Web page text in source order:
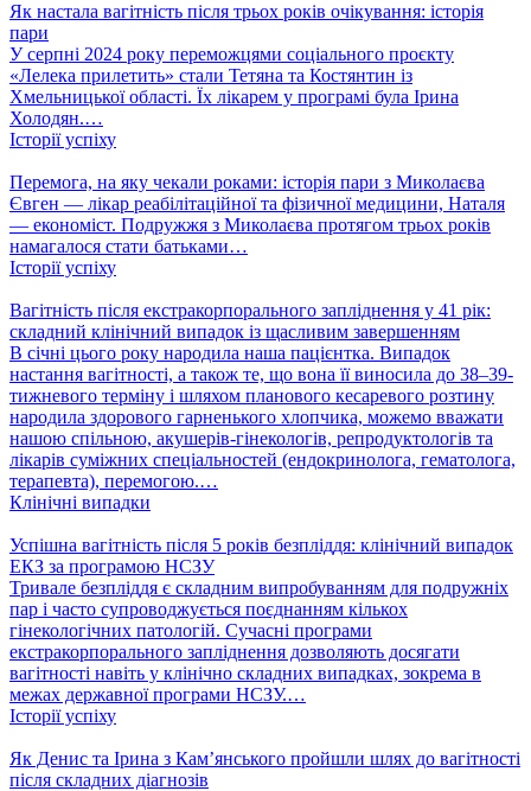
Як настала вагітність після трьох років очікування: історія
пари
У серпні 2024 року переможцями соціального проєкту
«Лелека прилетить» стали Тетяна та Костянтин із
Хмельницької області. Їх лікарем у програмі була Ірина
Холодян.…
Історії успіху
Перемога, на яку чекали роками: історія пари з Миколаєва
Євген — лікар реабілітаційної та фізичної медицини, Наталя
— економіст. Подружжя з Миколаєва протягом трьох років
намагалося стати батьками…
Історії успіху
Вагітність після екстракорпорального запліднення у 41 рік:
складний клінічний випадок із щасливим завершенням
В січні цього року народила наша пацієнтка. Випадок
настання вагітності, а також те, що вона її виносила до 38–39-
тижневого терміну і шляхом планового кесаревого розтину
народила здорового гарненького хлопчика, можемо вважати
нашою спільною, акушерів-гінекологів, репродуктологів та
лікарів суміжних спеціальностей (ендокринолога, гематолога,
терапевта), перемогою.…
Клінічні випадки
Успішна вагітність після 5 років безпліддя: клінічний випадок
ЕКЗ за програмою НСЗУ
Тривале безпліддя є складним випробуванням для подружніх
пар і часто супроводжується поєднанням кількох
гінекологічних патологій. Сучасні програми
екстракорпорального запліднення дозволяють досягати
вагітності навіть у клінічно складних випадках, зокрема в
межах державної програми НСЗУ.…
Історії успіху
Як Денис та Ірина з Кам’янського пройшли шлях до вагітності
після складних діагнозів